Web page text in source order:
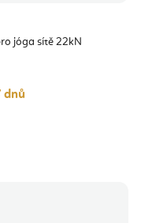
jóga sítě 22kN
dnů